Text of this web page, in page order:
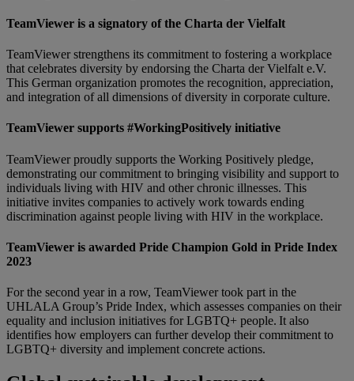
TeamViewer is a signatory of the Charta der Vielfalt
TeamViewer strengthens its commitment to fostering a workplace
that celebrates diversity by endorsing the Charta der Vielfalt e.V.
This German organization promotes the recognition, appreciation,
and integration of all dimensions of diversity in corporate culture.
TeamViewer supports #WorkingPositively initiative
TeamViewer proudly supports the Working Positively pledge,
demonstrating our commitment to bringing visibility and support to
individuals living with HIV and other chronic illnesses. This
initiative invites companies to actively work towards ending
discrimination against people living with HIV in the workplace.
TeamViewer is awarded Pride Champion Gold in Pride Index
2023
For the second year in a row, TeamViewer took part in the
UHLALA Group’s Pride Index, which assesses companies on their
equality and inclusion initiatives for LGBTQ+ people. It also
identifies how employers can further develop their commitment to
LGBTQ+ diversity and implement concrete actions.